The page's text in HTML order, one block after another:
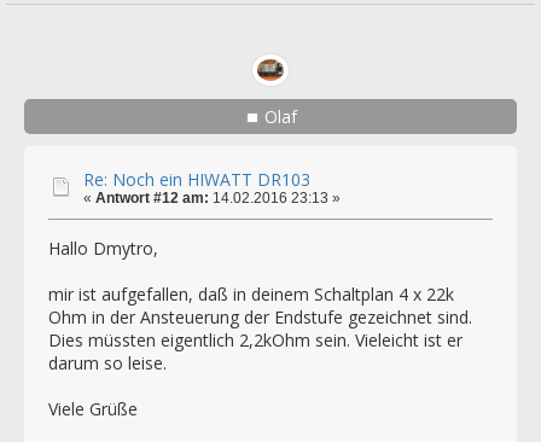
Olaf
Re: Noch ein HIWATT DR103
« Antwort #12 am: 14.02.2016 23:13 »
Hallo Dmytro,
mir ist aufgefallen, daß in deinem Schaltplan 4 x 22k
Ohm in der Ansteuerung der Endstufe gezeichnet sind.
Dies müssten eigentlich 2,2kOhm sein. Vieleicht ist er
darum so leise.
Viele Grüße